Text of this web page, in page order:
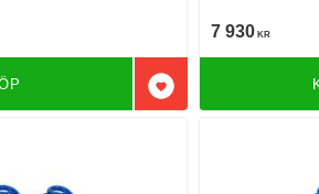
Lägg till i favoriter
7 930 KR